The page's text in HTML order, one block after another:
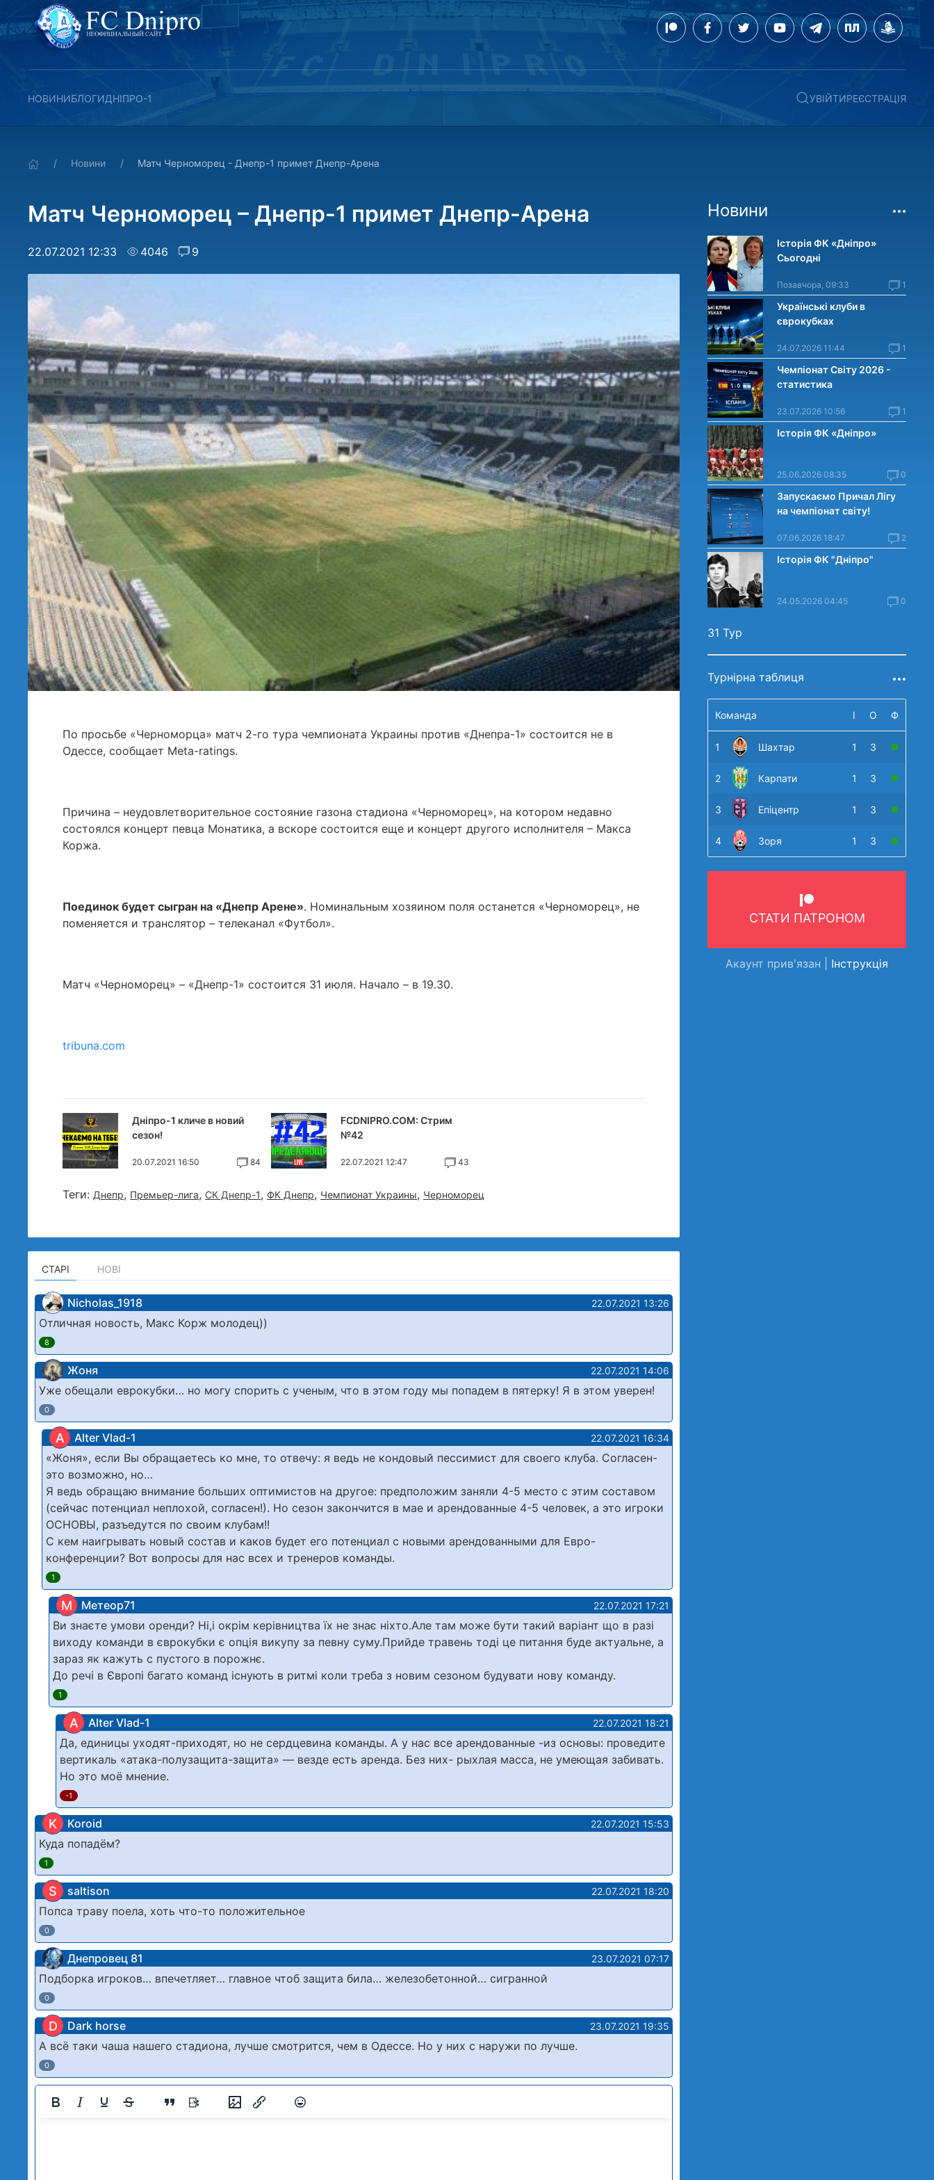
НОВИНИБЛОГИДНІПРО-1 УВІЙТИРЕЄСТРАЦІЯ
Новини Матч Черноморец - Днепр-1 примет Днепр-Арена
Матч Черноморец – Днепр-1 примет Днепр-Арена
22.07.2021 12:33 4046 9
По просьбе «Черноморца» матч 2-го тура чемпионата Украины против «Днепра-1» cостоится не в
Одессе, сообщает Meta-ratings.
Причина – неудовлетворительное состояние газона стадиона «Черноморец», на котором недавно
состоялся концерт певца Монатика, а вскоре состоится еще и концерт другого исполнителя – Макса
Коржа.
Поединок будет сыгран на «Днепр Арене». Номинальным хозяином поля останется «Черноморец», не
поменяется и транслятор – телеканал «Футбол».
Матч «Черноморец» – «Днепр-1» состоится 31 июля. Начало – в 19.30.
tribuna.com
Дніпро-1 кличе в новий
сезон!
20.07.2021 16:50 84
FCDNIPRO.COM: Стрим
№42
22.07.2021 12:47 43
Теги: Днепр, Премьер-лига, СК Днепр-1, ФК Днепр, Чемпионат Украины, Черноморец
СТАРІ НОВІ
Nicholas_1918 22.07.2021 13:26
Отличная новость, Макс Корж молодец))
8
Жоня 22.07.2021 14:06
Уже обещали еврокубки… но могу спорить с ученым, что в этом году мы попадем в пятерку! Я в этом уверен!
0
A Alter Vlad-1 22.07.2021 16:34
«Жоня», если Вы обращаетесь ко мне, то отвечу: я ведь не кондовый пессимист для своего клуба. Согласен-
это возможно, но…
Я ведь обращаю внимание больших оптимистов на другое: предположим заняли 4-5 место с этим составом
(сейчас потенциал неплохой, согласен!). Но сезон закончится в мае и арендованные 4-5 человек, а это игроки
ОСНОВЫ, разъедутся по своим клубам!!
С кем наигрывать новый состав и каков будет его потенциал с новыми арендованными для Евро-
конференции? Вот вопросы для нас всех и тренеров команды.
1
М Метеор71 22.07.2021 17:21
Ви знаєте умови оренди? Ні,і окрім керівництва їх не знає ніхто.Але там може бути такий варіант що в разі
виходу команди в єврокубки є опція викупу за певну суму.Прийде травень тоді це питання буде актуальне, а
зараз як кажуть с пустого в порожнє.
До речі в Європі багато команд існують в ритмі коли треба з новим сезоном будувати нову команду.
1
A Alter Vlad-1 22.07.2021 18:21
Да, единицы уходят-приходят, но не сердцевина команды. А у нас все арендованные -из основы: проведите
вертикаль «атака-полузащита-защита» — везде есть аренда. Без них- рыхлая масса, не умеющая забивать.
Но это моё мнение.
-1
K Koroid 22.07.2021 15:53
Куда попадём?
1
S saltison 22.07.2021 18:20
Попса траву поела, хоть что-то положительное
0
Днепровец 81 23.07.2021 07:17
Подборка игроков… впечетляет… главное чтоб защита била… железобетонной… сигранной
0
D Dark horse 23.07.2021 19:35
А всё таки чаша нашего стадиона, лучше смотрится, чем в Одессе. Но у них с наружи по лучше.
0
Новини
Історія ФК «Дніпро»
Сьогодні
Позавчора, 09:33 1
Українські клуби в
єврокубках
24.07.2026 11:44 1
Чемпіонат Світу 2026 -
статистика
23.07.2026 10:56 1
Історія ФК «Дніпро»
25.06.2026 08:35 0
Запускаємо Причал Лігу
на чемпіонат світу!
07.06.2026 18:47 2
Історія ФК "Дніпро"
24.05.2026 04:45 0
31 Тур
Турнірна таблиця
Команда І О Ф
1 Шахтар 1 3
2 Карпати 1 3
3 Епіцентр 1 3
4 Зоря 1 3
СТАТИ ПАТРОНОМ
Акаунт прив'язан | Інструкція